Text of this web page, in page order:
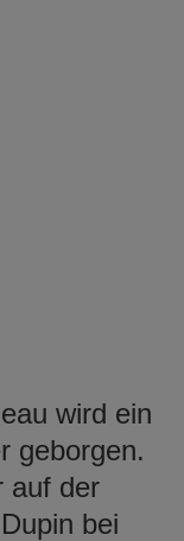
wird ein
geborgen.
auf der
bei